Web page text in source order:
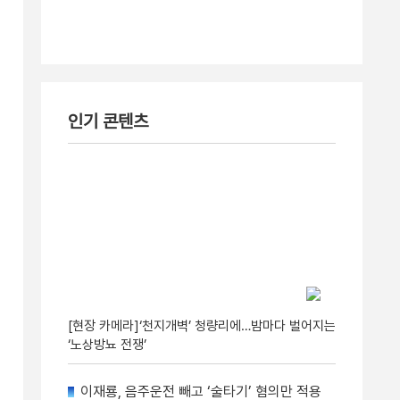
인기 콘텐츠
[현장 카메라]‘천지개벽’ 청량리에…밤마다 벌어지는
‘노상방뇨 전쟁’
이재룡, 음주운전 빼고 ‘술타기’ 혐의만 적용